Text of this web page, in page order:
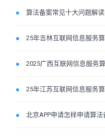
算法备案常见十大问题解读
25年吉林互联网信息服务
2025广西互联网信息服务
25年江苏互联网信息服务
北京APP申请怎样申请算法